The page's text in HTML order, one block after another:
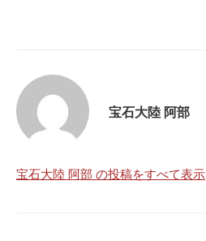
宝石大陸 阿部
宝石大陸 阿部 の投稿をすべて表示